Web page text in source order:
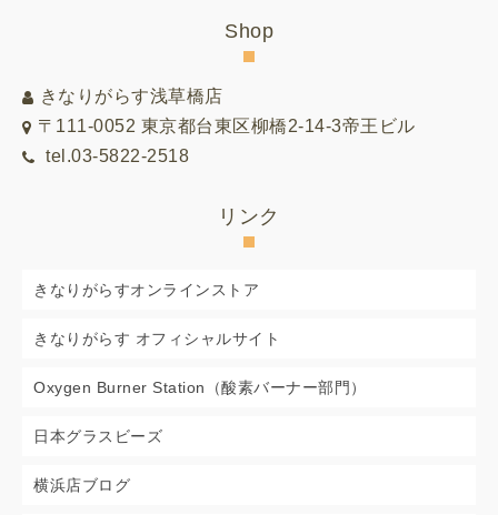
Shop
きなりがらす浅草橋店
〒111-0052 東京都台東区柳橋2-14-3帝王ビル
tel.03-5822-2518
リンク
きなりがらすオンラインストア
きなりがらす オフィシャルサイト
Oxygen Burner Station（酸素バーナー部門）
日本グラスビーズ
横浜店ブログ